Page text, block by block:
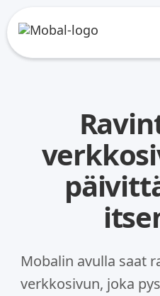
Mobalin avulla saat
verkkosivun, joka